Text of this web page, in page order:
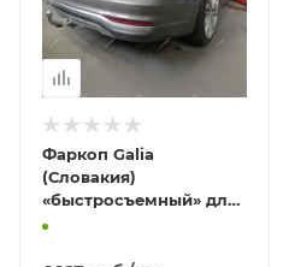
Фаркоп Galia
(Словакия)
«быстросъемный» для
Audi A6 Allroad IV «C8»